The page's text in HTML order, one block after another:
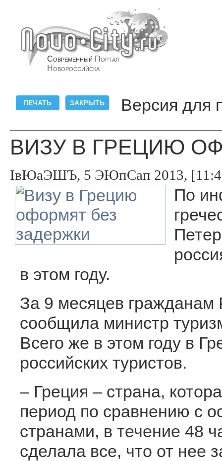
Современный Портал
Новороссийска
Версия для
ВИЗУ В ГРЕЦИЮ
ІвЮаЭШЪ, 5 ЭЮпСап 2013,
По
в этом году.
За 9 месяцев
сообщила министр
Всего же в этом году в
российских туристов.
– Греция – страна,
период по сравнению с
странами, в течение 48
сделала все, что от нее